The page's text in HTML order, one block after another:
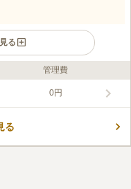
る
約3分と便利な場所にありま
あり、長時間の滞在に向いて
⺠登録をされている方が利用
市の方も申し込めます。
管理費
0円
る